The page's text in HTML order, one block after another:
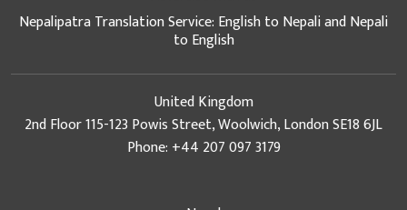
Nepalipatra Translation Service: English to Nepali and Nepali
to English
United Kingdom
2nd Floor 115-123 Powis Street, Woolwich, London SE18 6JL
Phone: +44 207 097 3179